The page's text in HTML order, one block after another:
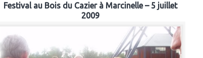
Festival au Bois du Cazier à Marcinelle – 5 juillet
2009